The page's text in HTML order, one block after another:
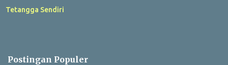
Tetangga Sendiri
Postingan Populer